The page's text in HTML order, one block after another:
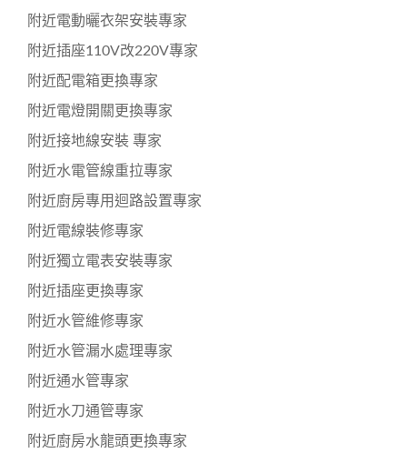
附近電動曬衣架安裝專家
附近插座110V改220V專家
附近配電箱更換專家
附近電燈開關更換專家
附近接地線安裝 專家
附近水電管線重拉專家
附近廚房專用迴路設置專家
附近電線裝修專家
附近獨立電表安裝專家
附近插座更換專家
附近水管維修專家
附近水管漏水處理專家
附近通水管專家
附近水刀通管專家
附近廚房水龍頭更換專家